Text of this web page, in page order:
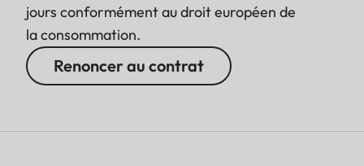
jours conformément au droit européen de
la consommation.
Renoncer au contrat